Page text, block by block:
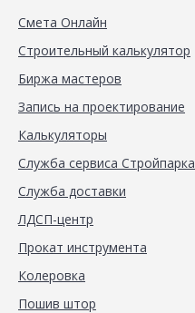
Смета Онлайн
Строительный калькулятор
Биржа мастеров
Запись на проектирование
Калькуляторы
Служба сервиса Стройпарка
Служба доставки
ЛДСП-центр
Прокат инструмента
Колеровка
Пошив штор